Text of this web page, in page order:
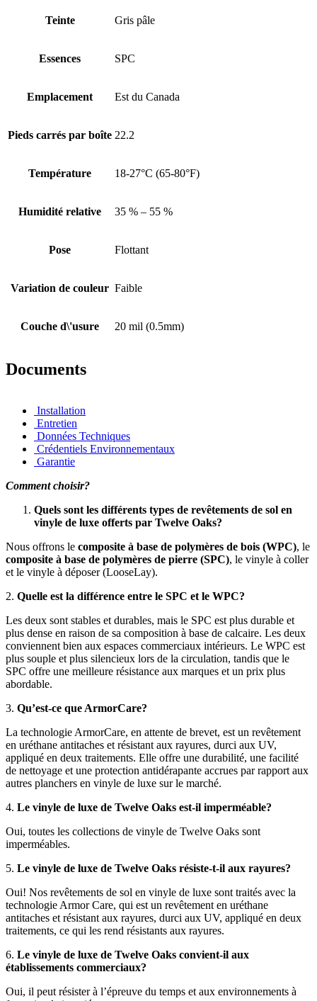
Teinte Gris pâle
Essences SPC
Emplacement Est du Canada
Pieds carrés par boîte 22.2
Température 18-27°C (65-80°F)
Humidité relative 35 % – 55 %
Pose Flottant
Variation de couleur Faible
Couche d\'usure 20 mil (0.5mm)
Documents
Installation
Entretien
Données Techniques
Crédentiels Environnementaux
Garantie
Comment choisir?
Quels sont les différents types de revêtements de sol en
vinyle de luxe offerts par Twelve Oaks?
Nous offrons le composite à base de polymères de bois (WPC), le
composite à base de polymères de pierre (SPC), le vinyle à coller
et le vinyle à déposer (LooseLay).
2. Quelle est la différence entre le SPC et le WPC?
Les deux sont stables et durables, mais le SPC est plus durable et
plus dense en raison de sa composition à base de calcaire. Les deux
conviennent bien aux espaces commerciaux intérieurs. Le WPC est
plus souple et plus silencieux lors de la circulation, tandis que le
SPC offre une meilleure résistance aux marques et un prix plus
abordable.
3. Qu’est-ce que ArmorCare?
La technologie ArmorCare, en attente de brevet, est un revêtement
en uréthane antitaches et résistant aux rayures, durci aux UV,
appliqué en deux traitements. Elle offre une durabilité, une facilité
de nettoyage et une protection antidérapante accrues par rapport aux
autres planchers en vinyle de luxe sur le marché.
4. Le vinyle de luxe de Twelve Oaks est-il imperméable?
Oui, toutes les collections de vinyle de Twelve Oaks sont
imperméables.
5. Le vinyle de luxe de Twelve Oaks résiste-t-il aux rayures?
Oui! Nos revêtements de sol en vinyle de luxe sont traités avec la
technologie Armor Care, qui est un revêtement en uréthane
antitaches et résistant aux rayures, durci aux UV, appliqué en deux
traitements, ce qui les rend résistants aux rayures.
6. Le vinyle de luxe de Twelve Oaks convient-il aux
établissements commerciaux?
Oui, il peut résister à l’épreuve du temps et aux environnements à